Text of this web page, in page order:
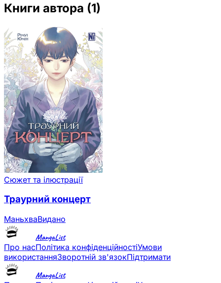
Книги автора (1)
Сюжет та ілюстрації
Траурний концерт
МаньхваВидано
MangaList
Про насПолітика конфіденційностіУмови
використанняЗворотній зв'язокПідтримати
MangaList